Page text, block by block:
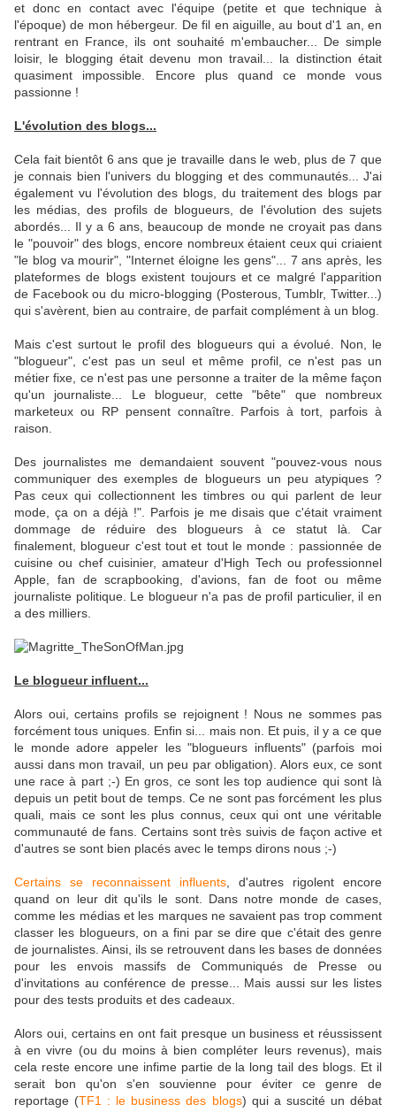
et donc en contact avec l'équipe (petite et que technique à
l'époque) de mon hébergeur. De fil en aiguille, au bout d'1 an, en
rentrant en France, ils ont souhaité m'embaucher... De simple
loisir, le blogging était devenu mon travail... la distinction était
quasiment impossible. Encore plus quand ce monde vous
passionne !
L'évolution des blogs...
Cela fait bientôt 6 ans que je travaille dans le web, plus de 7 que
je connais bien l'univers du blogging et des communautés... J'ai
également vu l'évolution des blogs, du traitement des blogs par
les médias, des profils de blogueurs, de l'évolution des sujets
abordés... Il y a 6 ans, beaucoup de monde ne croyait pas dans
le "pouvoir" des blogs, encore nombreux étaient ceux qui criaient
"le blog va mourir", "Internet éloigne les gens"... 7 ans après, les
plateformes de blogs existent toujours et ce malgré l'apparition
de Facebook ou du micro-blogging (Posterous, Tumblr, Twitter...)
qui s'avèrent, bien au contraire, de parfait complément à un blog.
Mais c'est surtout le profil des blogueurs qui a évolué. Non, le
"blogueur", c'est pas un seul et même profil, ce n'est pas un
métier fixe, ce n'est pas une personne a traiter de la même façon
qu'un journaliste... Le blogueur, cette "bête" que nombreux
marketeux ou RP pensent connaître. Parfois à tort, parfois à
raison.
Des journalistes me demandaient souvent "pouvez-vous nous
communiquer des exemples de blogueurs un peu atypiques ?
Pas ceux qui collectionnent les timbres ou qui parlent de leur
mode, ça on a déjà !". Parfois je me disais que c'était vraiment
dommage de réduire des blogueurs à ce statut là. Car
finalement, blogueur c'est tout et tout le monde : passionnée de
cuisine ou chef cuisinier, amateur d'High Tech ou professionnel
Apple, fan de scrapbooking, d'avions, fan de foot ou même
journaliste politique. Le blogueur n'a pas de profil particulier, il en
a des milliers.
Le blogueur influent...
Alors oui, certains profils se rejoignent ! Nous ne sommes pas
forcément tous uniques. Enfin si... mais non. Et puis, il y a ce que
le monde adore appeler les "blogueurs influents" (parfois moi
aussi dans mon travail, un peu par obligation). Alors eux, ce sont
une race à part ;-) En gros, ce sont les top audience qui sont là
depuis un petit bout de temps. Ce ne sont pas forcément les plus
quali, mais ce sont les plus connus, ceux qui ont une véritable
communauté de fans. Certains sont très suivis de façon active et
d'autres se sont bien placés avec le temps dirons nous ;-)
Certains se reconnaissent influents , d'autres rigolent encore
quand on leur dit qu'ils le sont. Dans notre monde de cases,
comme les médias et les marques ne savaient pas trop comment
classer les blogueurs, on a fini par se dire que c'était des genre
de journalistes. Ainsi, ils se retrouvent dans les bases de données
pour les envois massifs de Communiqués de Presse ou
d'invitations au conférence de presse... Mais aussi sur les listes
pour des tests produits et des cadeaux.
Alors oui, certains en ont fait presque un business et réussissent
à en vivre (ou du moins à bien compléter leurs revenus), mais
cela reste encore une infime partie de la long tail des blogs. Et il
serait bon qu'on s'en souvienne pour éviter ce genre de
reportage (TF1 : le business des blogs) qui a suscité un débat